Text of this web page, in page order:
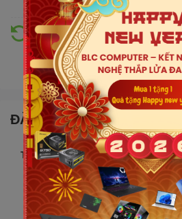
Hỗ trợ đổi trả
Đổi trả hàng lên đến 30 ngày nếu
trả hàng không cần lý do với mức
ĐẶC ĐIỂM NỔI BẬT
Thông tin sản phẩm :
Bộ VXL: Ultra
1.5GHz